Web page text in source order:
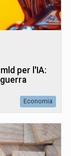
per l'IA:
Economia